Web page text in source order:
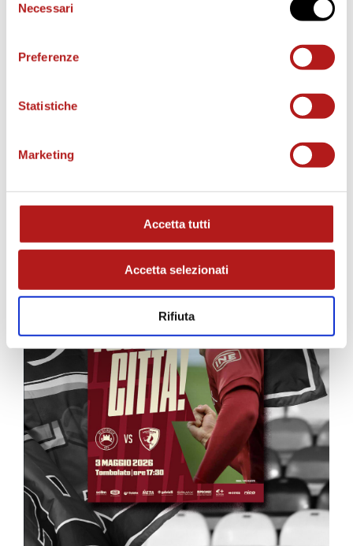
delNecessari
Preferenze
Statistiche
Marketing
Accetta tutti
Accetta selezionati
Rifiuta